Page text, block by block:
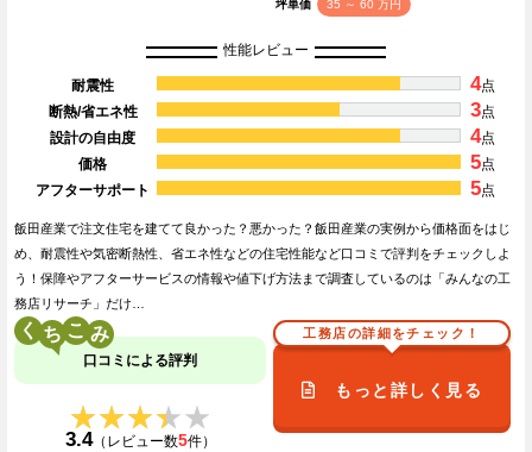
坪単価 35 ～ 60 万円
性能レビュー
耐震性 4点
断熱/省エネ性
3点
設計の自由度
4点
価格
5点
アフターサポート
5点
飯田産業で注文住宅を建てて良かった？悪かった？飯田産業の実例から価格面をはじ
め、耐震性や気密断熱性、省エネ性などの住宅性能など口コミで評判をチェックしよ
う！保障やアフターサービスの情報や値下げ方法まで調査しているのは「みんなの工
務店リサーチ」だけ…
く こ
口コミによる評判
★★★★★
★★★★★
3.4（レビュー数5件）
工務店の詳細をチェック！
もっと詳しく見る